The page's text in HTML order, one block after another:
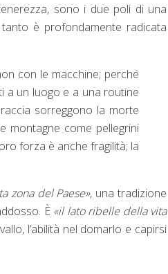
sono i due poli di una
è profondamente radicata
con le macchine; perché
a un luogo e a una routine
sorreggono la morte
montagne come pellegrini
forza è anche fragilità; la
zona del Paese», una tradizione
È «il lato ribelle della vita
l’abilità nel domarlo e capirsi